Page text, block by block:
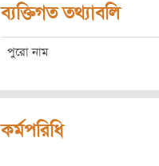
ব্যক্তিগত তথ্যাবলি
পুরো নাম
কর্মপরিধি